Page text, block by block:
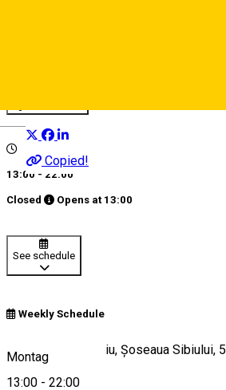
Copied!
13:00 - 22:00
Closed Opens at 13:00
See schedule
Weekly Schedule
Montag
13:00 - 22:00
Shopping City Sibiu, Șoseaua Sibiului, 5